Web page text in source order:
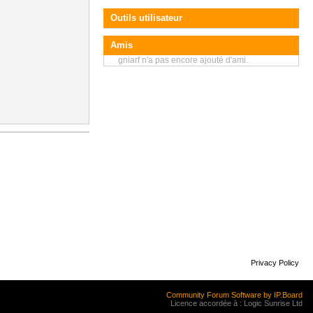
Outils utilisateur
Amis
gniarf n'a pas encore ajouté d'ami.
Privacy Policy
Community Forum Software by IP.Board
Licence accordée à : Logic Sunrise Ltd